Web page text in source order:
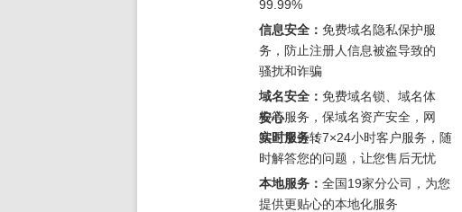
99.99%
信息安全： 免费域名隐私保护服
务，防止注册人信息被盗导致的
骚扰和诈骗
域名安全： 免费域名锁、域名体
检等服务，保域名资产安全，网
站正常运转
安心
实时服务：7×24小时客户服务，随
时解答您的问题，让您售后无忧
本地服务： 全国19家分公司，为您
提供更贴心的本地化服务